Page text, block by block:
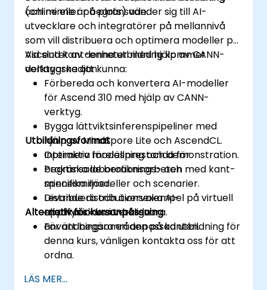
och minne är begränsade.
(online eller på plats) vänder sig till AI-
utvecklare och integratörer på mellannivå
som vill distribuera och optimera modeller på
Ascend kant-enheter med hjälp av CANN-
verktygskedjan.
Vid slutet av denna utbildning kommer
deltagarna att kunna:
Förbereda och konvertera AI-modeller
för Ascend 310 med hjälp av CANN-
verktyg.
Bygga lättviktsinferenspipeliner med
hjälp av MindSpore Lite och AscendCL.
Optimera modellprestanda för
begränsade beräknings- och
minnesmiljöer.
Distribuera och övervaka AI-
applikationer i verkliga
användningsområden på kanten.
Utbildningsformat
Interaktiv föreläsning och demonstration.
Praktiska laborationsarbeten med kant-
specifika modeller och scenarier.
Levande distributionsexempel på virtuell
eller fysisk kant-hårdvara.
Alternativ för kursanpassning
För att begära en anpassad utbildning för
denna kurs, vänligen kontakta oss för att
ordna.
LÄS MER...